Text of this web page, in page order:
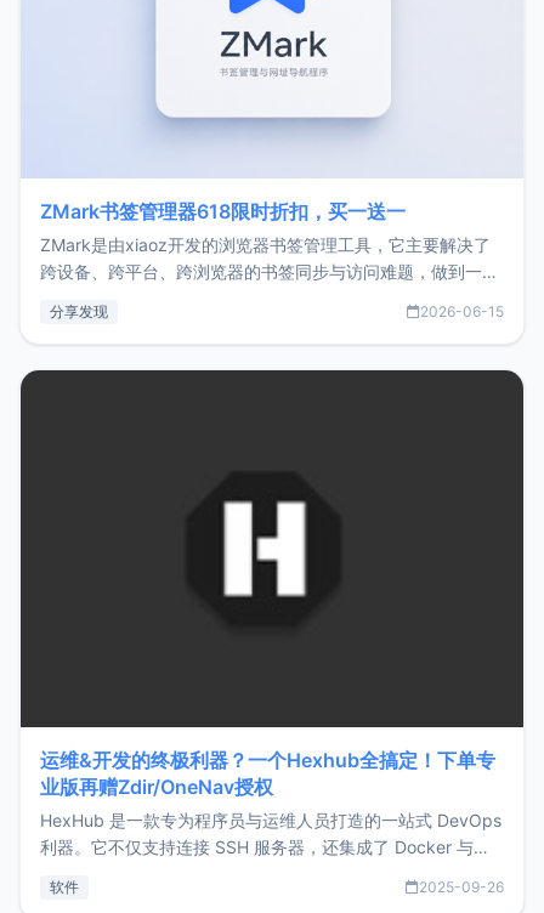
ZMark书签管理器618限时折扣，买一送一
ZMark是由xiaoz开发的浏览器书签管理工具，它主要解决了
跨设备、跨平台、跨浏览器的书签同步与访问难题，做到一处
用，让管理更高效。ZMark官网地址：
分享发现 2026-06-15
运维&开发的终极利器？一个Hexhub全搞定！下单专
业版再赠Zdir/OneNav授权
HexHub 是一款专为程序员与运维人员打造的一站式 DevOps
利器。它不仅支持连接 SSH 服务器，还集成了 Docker 与常
件间频繁切换，仅凭 HexHub 即可同时搞定运维与数据库操
软件 2025-09-26